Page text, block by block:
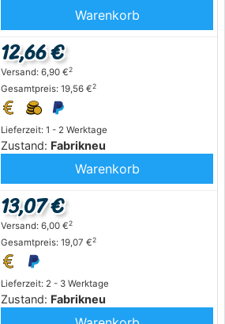
Warenkorb
Lieferzeit: 1 - 2 Werktage
Zustand: Fabrikneu
12,66 €
Versand: 6,90 €2
Gesamtpreis: 19,56 €2
Warenkorb
Lieferzeit: 2 - 3 Werktage
Zustand: Fabrikneu
13,07 €
Versand: 6,00 €2
Gesamtpreis: 19,07 €2